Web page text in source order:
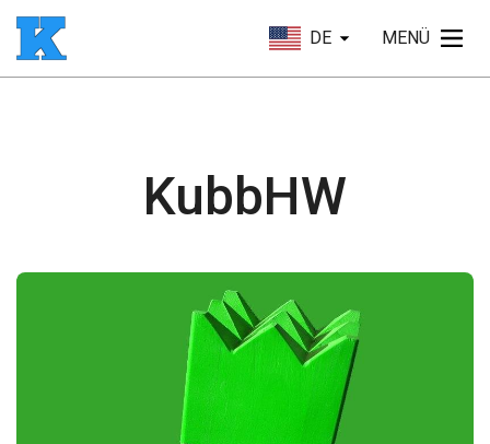
DE MENÜ
KubbHW